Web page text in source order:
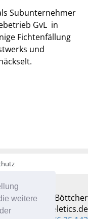
weitere
Subunternehmer
GvL in
Fichtenfällung
und
Jannis Böttcher
info@treeletics.de